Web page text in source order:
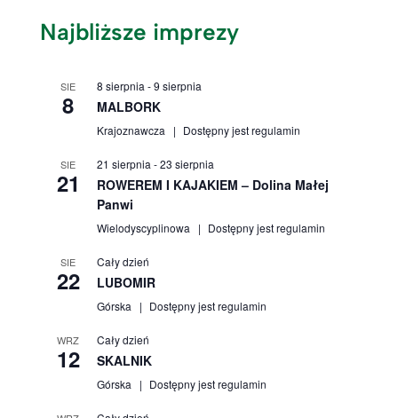
Najbliższe imprezy
SIE
8
8 sierpnia -9 sierpnia
MALBORK
Krajoznawcza Dostępny jest regulamin
SIE
21
21 sierpnia -23 sierpnia
ROWEREM I KAJAKIEM – Dolina Małej
Panwi
Wielodyscyplinowa Dostępny jest regulamin
SIE
22
Cały dzień
LUBOMIR
Górska Dostępny jest regulamin
WRZ
12
Cały dzień
SKALNIK
Górska Dostępny jest regulamin